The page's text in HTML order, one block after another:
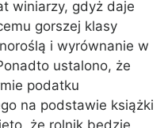
winiarzy, gdyż daje
gorszej klasy
i wyrównanie w
ustalono, że
podatku
na podstawie książki